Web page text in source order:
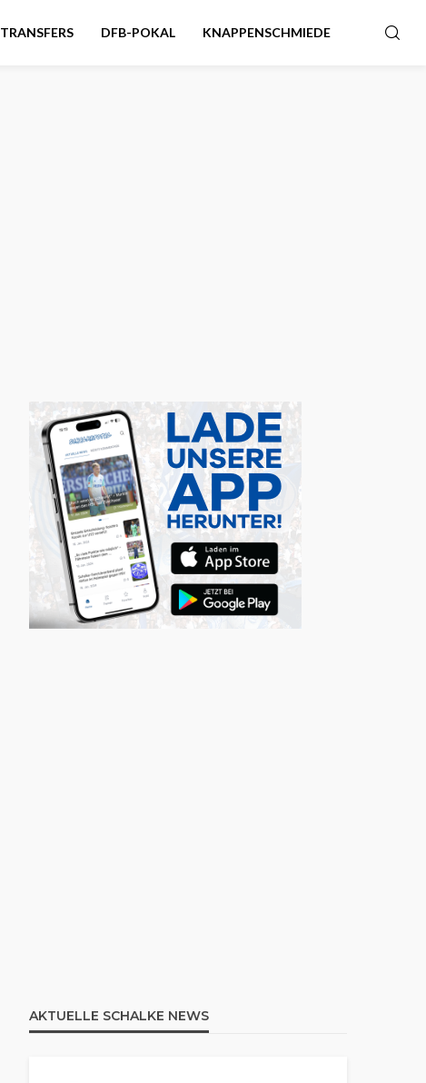
TRANSFERS DFB-POKAL KNAPPENSCHMIEDE
AKTUELLE SCHALKE NEWS